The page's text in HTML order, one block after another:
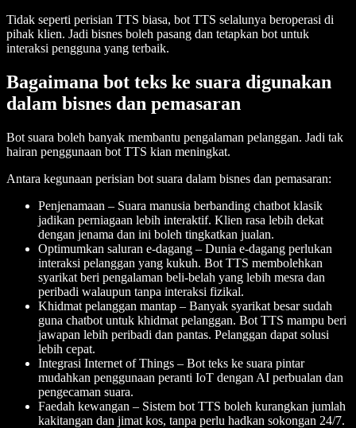
Tidak seperti perisian TTS biasa, bot TTS selalunya beroperasi di
pihak klien. Jadi bisnes boleh pasang dan tetapkan bot untuk
interaksi pengguna yang terbaik.
Bagaimana bot teks ke suara digunakan
dalam bisnes dan pemasaran
Bot suara boleh banyak membantu pengalaman pelanggan. Jadi tak
hairan penggunaan bot TTS kian meningkat.
Antara kegunaan perisian bot suara dalam bisnes dan pemasaran:
Penjenamaan – Suara manusia berbanding chatbot klasik
jadikan perniagaan lebih interaktif. Klien rasa lebih dekat
dengan jenama dan ini boleh tingkatkan jualan.
Optimumkan saluran e-dagang – Dunia e-dagang perlukan
interaksi pelanggan yang kukuh. Bot TTS membolehkan
syarikat beri pengalaman beli-belah yang lebih mesra dan
peribadi walaupun tanpa interaksi fizikal.
Khidmat pelanggan mantap – Banyak syarikat besar sudah
guna chatbot untuk khidmat pelanggan. Bot TTS mampu beri
jawapan lebih peribadi dan pantas. Pelanggan dapat solusi
lebih cepat.
Integrasi Internet of Things – Bot teks ke suara pintar
mudahkan penggunaan peranti IoT dengan AI perbualan dan
pengecaman suara.
Faedah kewangan – Sistem bot TTS boleh kurangkan jumlah
kakitangan dan jimat kos, tanpa perlu hadkan sokongan 24/7.